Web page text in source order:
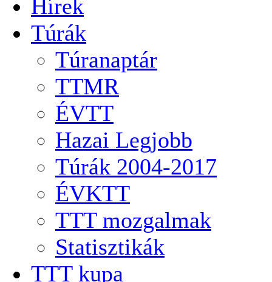
Hírek
Túrák
Túranaptár
TTMR
ÉVTT
Hazai Legjobb
Túrák 2004-2017
ÉVKTT
TTT mozgalmak
Statisztikák
TTT kupa